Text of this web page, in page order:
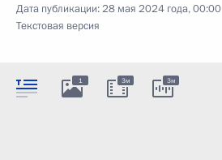
Дата публикации:28 мая 2024 года, 00:00
Текстовая версия
1 3м 3м